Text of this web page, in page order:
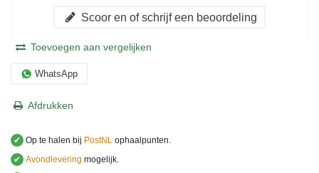
Scoor en of schrijf een beoordeling
Toevoegen aan vergelijken
WhatsApp
Afdrukken
✔ Op te halen bij PostNL ophaalpunten.
✔ Avondlevering mogelijk.